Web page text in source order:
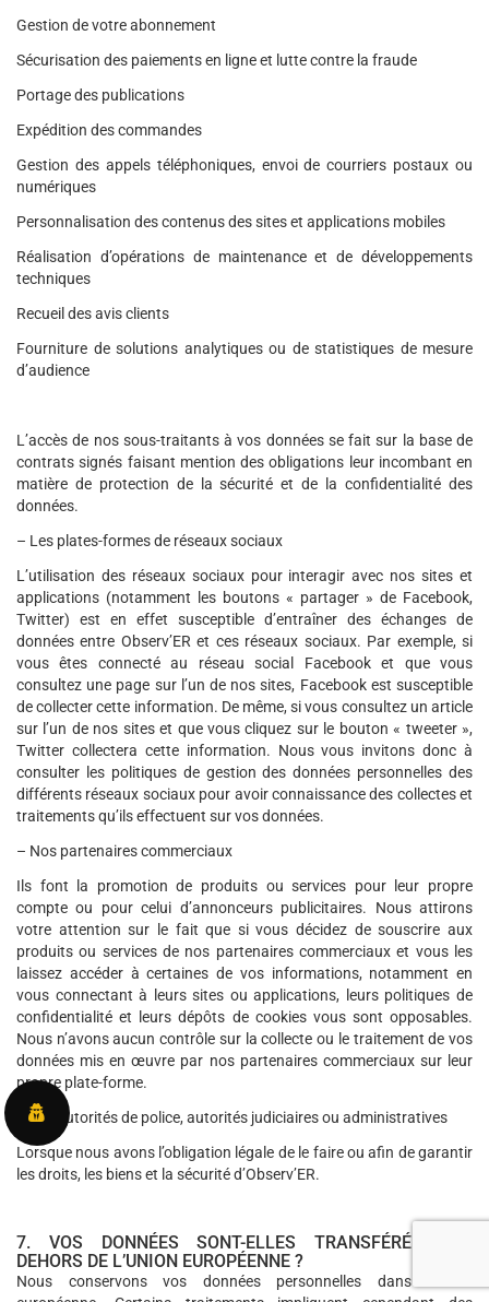
Gestion de votre abonnement
Sécurisation des paiements en ligne et lutte contre la fraude
Portage des publications
Expédition des commandes
Gestion des appels téléphoniques, envoi de courriers postaux ou
numériques
Personnalisation des contenus des sites et applications mobiles
Réalisation d’opérations de maintenance et de développements
techniques
Recueil des avis clients
Fourniture de solutions analytiques ou de statistiques de mesure
d’audience
L’accès de nos sous-traitants à vos données se fait sur la base de
contrats signés faisant mention des obligations leur incombant en
matière de protection de la sécurité et de la confidentialité des
données.
– Les plates-formes de réseaux sociaux
L’utilisation des réseaux sociaux pour interagir avec nos sites et
applications (notamment les boutons « partager » de Facebook,
Twitter) est en effet susceptible d’entraîner des échanges de
données entre Observ’ER et ces réseaux sociaux. Par exemple, si
vous êtes connecté au réseau social Facebook et que vous
consultez une page sur l’un de nos sites, Facebook est susceptible
de collecter cette information. De même, si vous consultez un article
sur l’un de nos sites et que vous cliquez sur le bouton « tweeter »,
Twitter collectera cette information. Nous vous invitons donc à
consulter les politiques de gestion des données personnelles des
différents réseaux sociaux pour avoir connaissance des collectes et
traitements qu’ils effectuent sur vos données.
– Nos partenaires commerciaux
Ils font la promotion de produits ou services pour leur propre
compte ou pour celui d’annonceurs publicitaires. Nous attirons
votre attention sur le fait que si vous décidez de souscrire aux
produits ou services de nos partenaires commerciaux et vous les
laissez accéder à certaines de vos informations, notamment en
vous connectant à leurs sites ou applications, leurs politiques de
confidentialité et leurs dépôts de cookies vous sont opposables.
Nous n’avons aucun contrôle sur la collecte ou le traitement de vos
données mis en œuvre par nos partenaires commerciaux sur leur
propre plate-forme.
– Les autorités de police, autorités judiciaires ou administratives
Lorsque nous avons l’obligation légale de le faire ou afin de garantir
les droits, les biens et la sécurité d’Observ’ER.
7. VOS DONNÉES SONT-ELLES TRANSFÉRÉES EN
DEHORS DE L’UNION EUROPÉENNE ?
Nous conservons vos données personnelles dans l’Union